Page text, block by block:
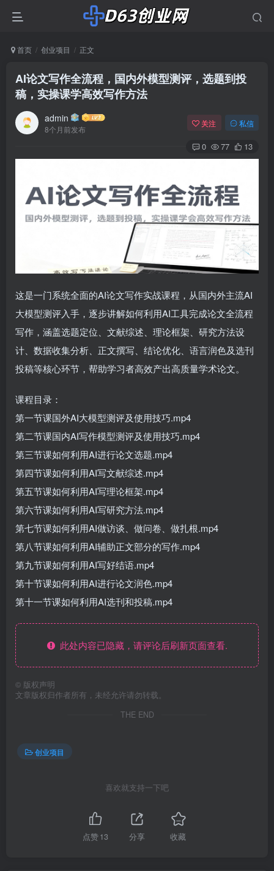
首页 创业项目 正文
AI论文写作全流程，国内外模型测评，选题到投
稿，实操课学高效写作方法
admin
8个月前发布
关注 私信
0 77 13
这是一门系统全面的AI论文写作实战课程，从国内外主流AI
大模型测评入手，逐步讲解如何利用AI工具完成论文全流程
写作，涵盖选题定位、文献综述、理论框架、研究方法设
计、数据收集分析、正文撰写、结论优化、语言润色及选刊
投稿等核心环节，帮助学习者高效产出高质量学术论文。
课程目录：
第一节课国外AI大模型测评及使用技巧.mp4
第二节课国内AI写作模型测评及使用技巧.mp4
第三节课如何利用AI进行论文选题.mp4
第四节课如何利用AI写文献综述.mp4
第五节课如何利用AI写理论框架.mp4
第六节课如何利用AI写研究方法.mp4
第七节课如何利用AI做访谈、做问卷、做扎根.mp4
第八节课如何利用AI辅助正文部分的写作.mp4
第九节课如何利用AI写好结语.mp4
第十节课如何利用AI进行论文润色.mp4
第十一节课如何利用AI选刊和投稿.mp4
此处内容已隐藏，请评论后刷新页面查看.
© 版权声明
文章版权归作者所有，未经允许请勿转载。
THE END
创业项目
喜欢就支持一下吧
点赞13 分享 收藏